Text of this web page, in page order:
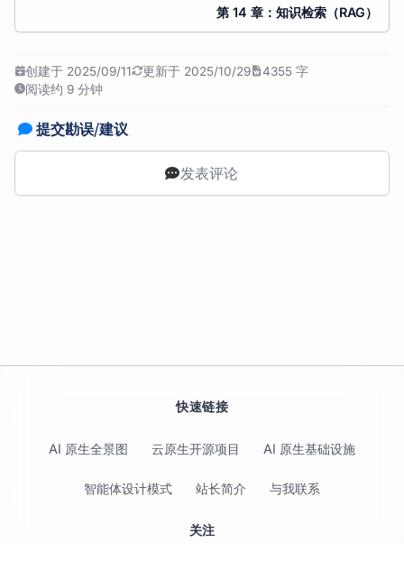
第 14 章：知识检索（RAG）
创建于 2025/09/11 更新于 2025/10/29
4355 字
阅读约 9 分钟
提交勘误/建议
发表评论
快速链接
AI 原生全景图 云原生开源项目 AI 原生基础设施
智能体设计模式 站长简介 与我联系
关注